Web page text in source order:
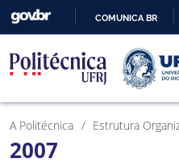
COMUNICA BR
A Politécnica Estrutura
2007